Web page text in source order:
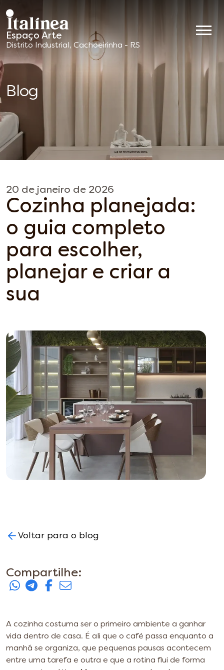
Espaço Arte
Móveis
Planejados
Distrito Industrial, Cachoeirinha - RS
Blog
20 de janeiro de 2026
Cozinha planejada:
o guia completo
para escolher,
planejar e criar a
sua
Voltar para o blog
Compartilhe:
A cozinha costuma ser o primeiro ambiente a ganhar
vida dentro de casa. É ali que o café passa enquanto a
manhã se organiza, que pequenas pausas acontecem
entre uma tarefa e outra e que a rotina flui de forma